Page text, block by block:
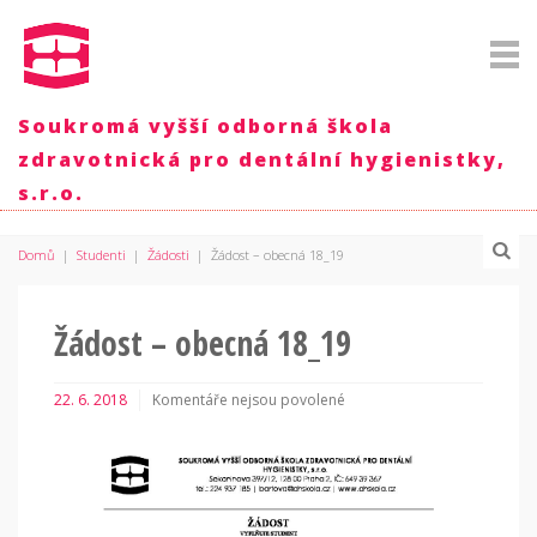
Soukromá vyšší odborná škola
zdravotnická pro dentální hygienistky,
s.r.o.
Domů | Studenti | Žádosti | Žádost – obecná 18_19
Žádost – obecná 18_19
22. 6. 2018
Komentáře nejsou povolené
názvem
Žádost